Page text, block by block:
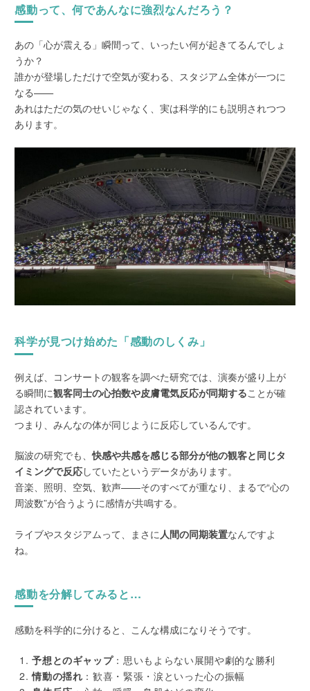
感動って、何であんなに強烈なんだろう？
あの「心が震える」瞬間って、いったい何が起きてるんでしょ
うか？
誰かが登場しただけで空気が変わる、スタジアム全体が一つに
なる——
あれはただの気のせいじゃなく、実は科学的にも説明されつつ
あります。
科学が見つけ始めた「感動のしくみ」
例えば、コンサートの観客を調べた研究では、演奏が盛り上が
る瞬間に観客同士の心拍数や皮膚電気反応が同期することが確
認されています。
つまり、みんなの体が同じように反応しているんです。
脳波の研究でも、快感や共感を感じる部分が他の観客と同じタ
イミングで反応していたというデータがあります。
音楽、照明、空気、歓声——そのすべてが重なり、まるで“心の
周波数”が合うように感情が共鳴する。
ライブやスタジアムって、まさに 人間の同期装置なんですよ
ね。
感動を分解してみると…
感動を科学的に分けると、こんな構成になりそうです。
予想とのギャップ：思いもよらない展開や劇的な勝利
情動の揺れ ：歓喜・緊張・涙といった心の振幅